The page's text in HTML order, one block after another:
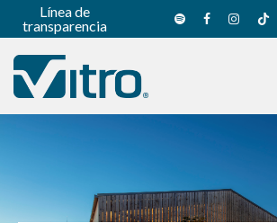
Línea de
transparencia